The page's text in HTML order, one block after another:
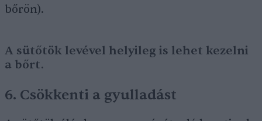
bőrön).
A sütőtök levével helyileg is lehet kezelni
a bőrt.
6. Csökkenti a gyulladást